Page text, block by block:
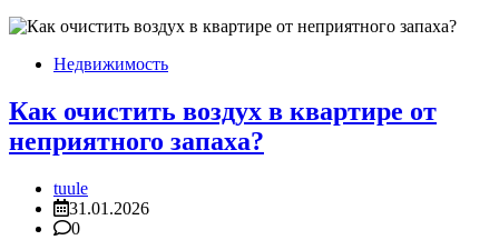
Недвижимость
Как очистить воздух в квартире от
неприятного запаха?
tuule
31.01.2026
0